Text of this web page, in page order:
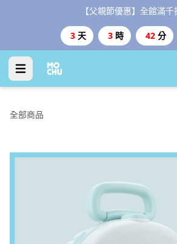
【父親節優惠】全館滿千
3 天 3 時 42 分
全部商品